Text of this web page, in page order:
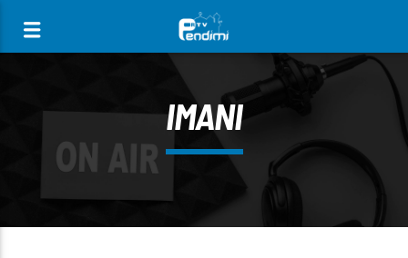
[There are no radio stations in the database]
IMANI